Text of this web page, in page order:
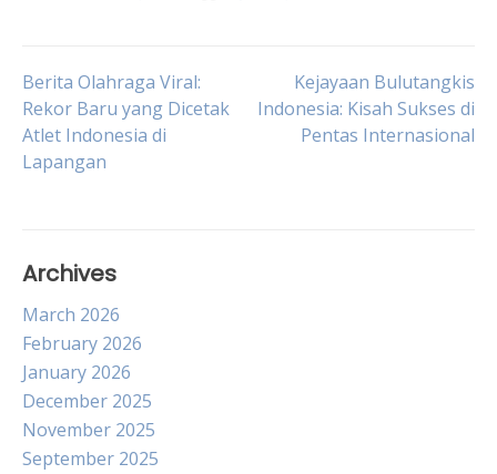
Post
navigation
Berita Olahraga Viral:
Rekor Baru yang Dicetak
Atlet Indonesia di
Lapangan
Kejayaan Bulutangkis
Indonesia: Kisah Sukses di
Pentas Internasional
Archives
March 2026
February 2026
January 2026
December 2025
November 2025
September 2025